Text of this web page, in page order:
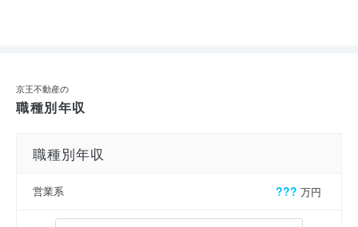
京王不動産の
職種別年収
職種別年収
営業系 ??? 万円